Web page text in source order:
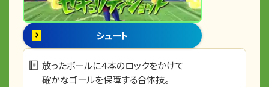
シュート
放ったボールに４本のロックをかけて
確かなゴールを保障する合体技。